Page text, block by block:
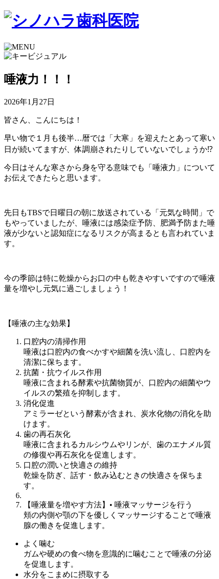
唾液力！！！
2026年1月27日
皆さん、こんにちは！
早い物で１月も後半…暦では「大寒」を迎えたとあって寒い
日が続いてますが、体調崩されたりしていないでしょうか⁉︎
今日はそんな寒さから身を守る意味でも「唾液力」について
お伝えできたらと思います。
先日もTBSで日曜日の朝に放送されている「元気な時間」で
もやっていましたが、唾液には感染症予防、肥満予防また唾
液が少ないと認知症になるリスクが高まるとも言われていま
す。
今の季節は特に乾燥からお口の中も乾きやすいですので唾液
量を増やし元気に過ごしましょう！
【唾液の主な効果】
口腔内の清掃作用
唾液は口腔内の食べかすや細菌を洗い流し、口腔内を
清潔に保ちます。
抗菌・抗ウイルス作用
唾液に含まれる酵素や抗菌物質が、口腔内の細菌やウ
イルスの繁殖を抑制します。
消化促進
アミラーゼという酵素が含まれ、炭水化物の消化を助
けます。
歯の再石灰化
唾液に含まれるカルシウムやリンが、歯のエナメル質
の修復や再石灰化を促進します。
口腔の潤いと快適さの維持
乾燥を防ぎ、話す・飲み込むときの快適さを保ちま
す。
【唾液量を増やす方法】 • 唾液マッサージを行う
頬の内側や顎の下を優しくマッサージすることで唾液
腺の働きを促進します。
よく噛む
ガムや硬めの食べ物を意識的に噛むことで唾液の分泌
を促進します。
水分をこまめに摂取する